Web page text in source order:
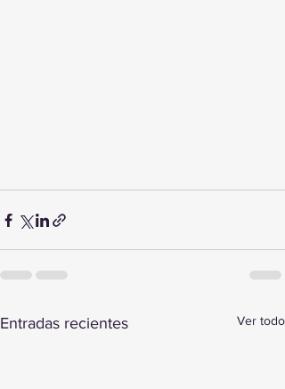
Entradas recientes Ver todo